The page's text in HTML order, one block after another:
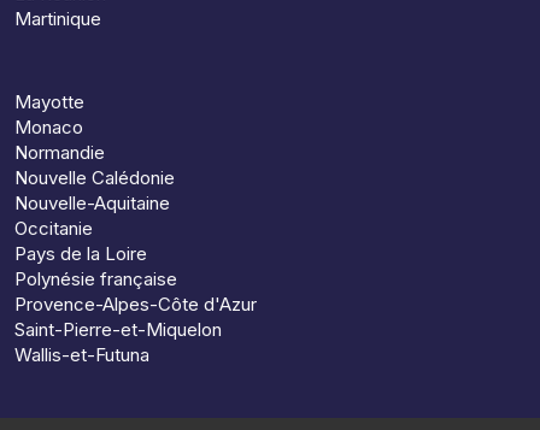
Martinique
Mayotte
Monaco
Normandie
Nouvelle Calédonie
Nouvelle-Aquitaine
Occitanie
Pays de la Loire
Polynésie française
Provence-Alpes-Côte d'Azur
Saint-Pierre-et-Miquelon
Wallis-et-Futuna